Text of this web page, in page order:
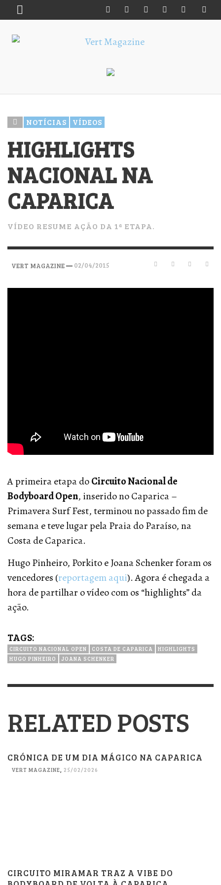
NOTÍCIAS VÍDEOS
HIGHLIGHTS
NACIONAL NA
CAPARICA
VÍDEO RESUME AÇÃO DA 1ª ETAPA.
VERT MAGAZINE— 02/04/2015
A primeira etapa doCircuito Nacional de
Bodyboard Open, inserido no Caparica –
Primavera Surf Fest, terminou no passado fim de
semana e teve lugar pela Praia do Paraíso, na
Costa de Caparica.
Hugo Pinheiro, Porkito e Joana Schenker foram os
vencedores (reportagem aqui). Agora é chegada a
hora de partilhar o vídeo com os “highlights” da
ação.
TAGS:
CIRCUITO NACIONAL OPEN COSTA DE CAPARICA
HIGHLIGHTS
HUGO PINHEIRO
JOANA SCHENKER
RELATED POSTS
CRÓNICA DE UM DIA MÁGICO NA CAPARICA
VERT MAGAZINE 25/02/2026
CIRCUITO MIRAMAR TRAZ A VIBE DO